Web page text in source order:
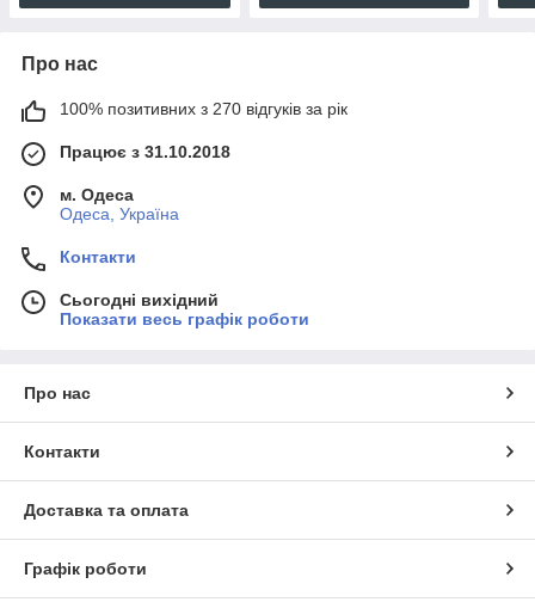
Про нас
100% позитивних з 270 відгуків за рік
Працює з 31.10.2018
м. Одеса
Одеса, Україна
Контакти
Сьогодні вихідний
Показати весь графік роботи
Про нас
Контакти
Доставка та оплата
Графік роботи